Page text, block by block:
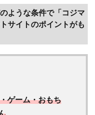
ような条件で「コジマ
サイトのポイントがも
ゲーム・おもち